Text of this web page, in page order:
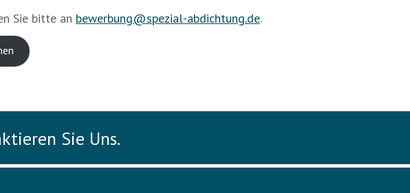
Sie bitte an bewerbung@spezial-abdichtung.de.
Sie Uns.